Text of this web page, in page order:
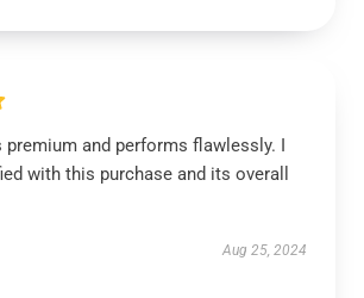
premium and performs flawlessly. I
with this purchase and its overall
Aug 25, 2024